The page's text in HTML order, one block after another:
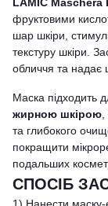
фруктовими
шар шкіри,
текстуру шкіри.
обличчя та надає
Маска підходить
жирною шкірою
та глибокого
покращити
подальших
СПОСІБ